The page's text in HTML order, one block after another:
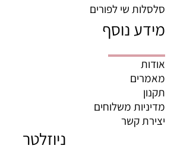
סלסלות שי לפורים
מידע נוסף
אודות
מאמרים
תקנון
מדיניות משלוחים
יצירת קשר
ניוזלטר